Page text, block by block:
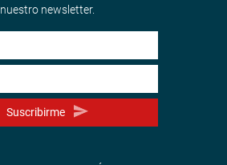
nuestro newsletter.
Suscribirme